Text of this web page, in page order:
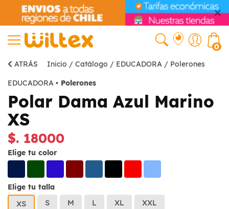
0
ATRÁS
Inicio / Catálogo / EDUCADORA / Polerones
EDUCADORA • Polerones
Polar Dama Azul Marino
XS
$. 18000
Elige tu color
Elige tu talla
XS S M L XL XXL